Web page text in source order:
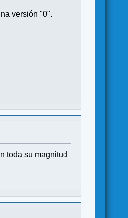
versión "0".
toda su magnitud